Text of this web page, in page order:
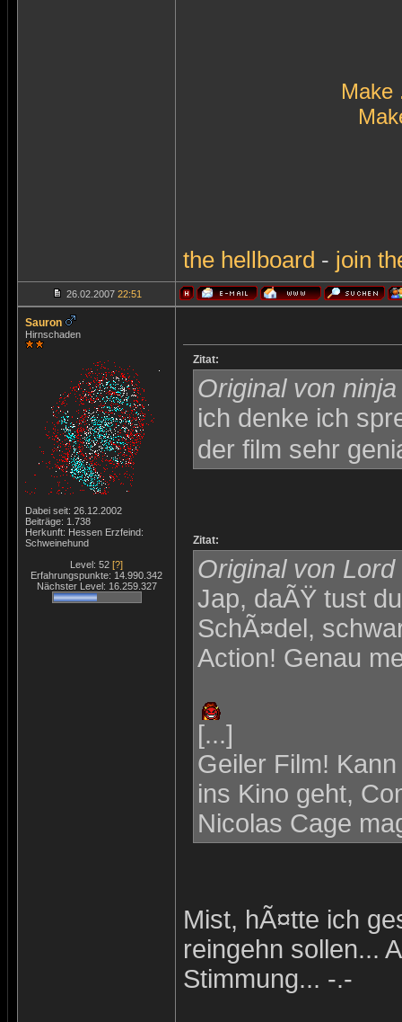
Make
the hellboard - join
26.02.2007 22:51
Sauron
Hirnschaden
Dabei seit: 26.12.2002
Beiträge: 1.738
Herkunft: Hessen Erzfeind:
Schweinehund
Level: 52 [?]
Erfahrungspunkte: 14.990.342
Nächster Level: 16.259.327
Zitat:
Original von ninja
ich denke ich
der film sehr
Zitat:
Original von Lord
Jap, daÃŸ tust
SchÃ¤del,
Action! Genau
[...]
Geiler Film!
ins Kino geht,
Nicolas Cage
Mist, hÃ¤tte ich
reingehn sollen...
Stimmung... -.-